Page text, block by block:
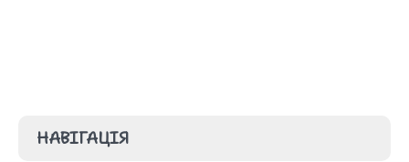
НАВІГАЦІЯ